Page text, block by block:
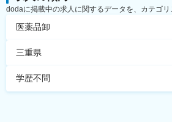
dodaに掲載中の求人に関するデータを、カテゴリ
医薬品卸
三重県
学歴不問